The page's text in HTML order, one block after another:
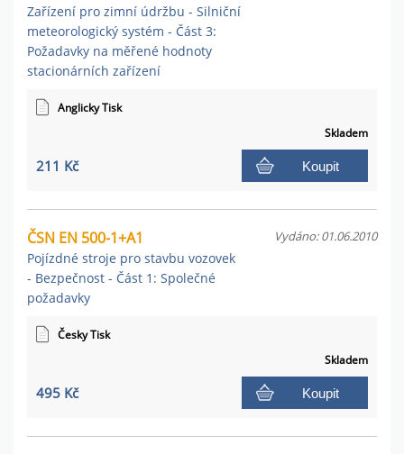
Zařízení pro zimní údržbu - Silniční
meteorologický systém - Část 3:
Požadavky na měřené hodnoty
stacionárních zařízení
Anglicky Tisk
Skladem
211 Kč Koupit
ČSN EN 500-1+A1
Pojízdné stroje pro stavbu vozovek
- Bezpečnost - Část 1: Společné
požadavky
Vydáno: 01.06.2010
Česky Tisk
Skladem
495 Kč Koupit